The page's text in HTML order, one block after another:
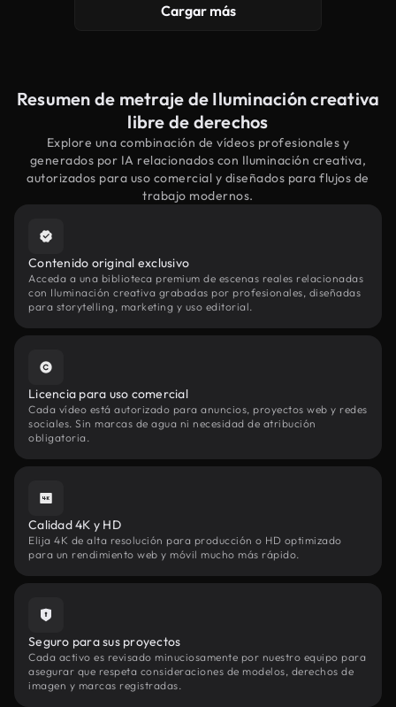
Cargar más
Resumen de metraje de Iluminación creativa
libre de derechos
Explore una combinación de vídeos profesionales y
generados por IA relacionados con Iluminación creativa,
autorizados para uso comercial y diseñados para flujos de
trabajo modernos.
Contenido original exclusivo
Acceda a una biblioteca premium de escenas reales relacionadas
con Iluminación creativa grabadas por profesionales, diseñadas
para storytelling, marketing y uso editorial.
Licencia para uso comercial
Cada vídeo está autorizado para anuncios, proyectos web y redes
sociales. Sin marcas de agua ni necesidad de atribución
obligatoria.
Calidad 4K y HD
Elija 4K de alta resolución para producción o HD optimizado
para un rendimiento web y móvil mucho más rápido.
Seguro para sus proyectos
Cada activo es revisado minuciosamente por nuestro equipo para
asegurar que respeta consideraciones de modelos, derechos de
imagen y marcas registradas.